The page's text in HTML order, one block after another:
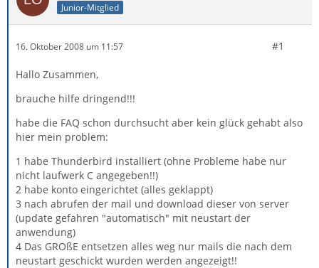
Junior-Mitglied
16. Oktober 2008 um 11:57 #1
Hallo Zusammen,
brauche hilfe dringend!!!
habe die FAQ schon durchsucht aber kein glück gehabt also
hier mein problem:
1 habe Thunderbird installiert (ohne Probleme habe nur
nicht laufwerk C angegeben!!)
2 habe konto eingerichtet (alles geklappt)
3 nach abrufen der mail und download dieser von server
(update gefahren "automatisch" mit neustart der
anwendung)
4 Das GROßE entsetzen alles weg nur mails die nach dem
neustart geschickt wurden werden angezeigt!!